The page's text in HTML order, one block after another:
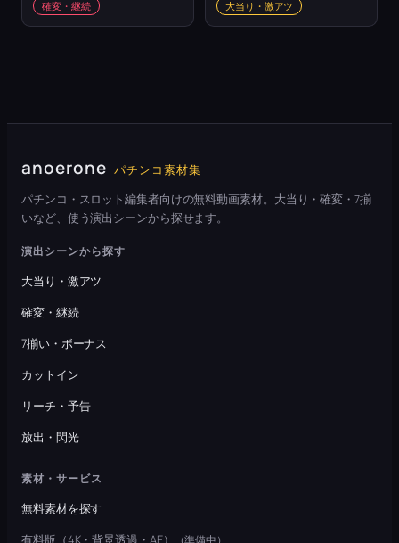
確変・継続 大当り・激アツ
anoerone パチンコ素材集
パチンコ・スロット編集者向けの無料動画素材。大当り・確変・7揃
いなど、使う演出シーンから探せます。
演出シーンから探す
大当り・激アツ
確変・継続
7揃い・ボーナス
カットイン
リーチ・予告
放出・閃光
素材・サービス
無料素材を探す
有料版（4K・背景透過・AE）
（準備中）